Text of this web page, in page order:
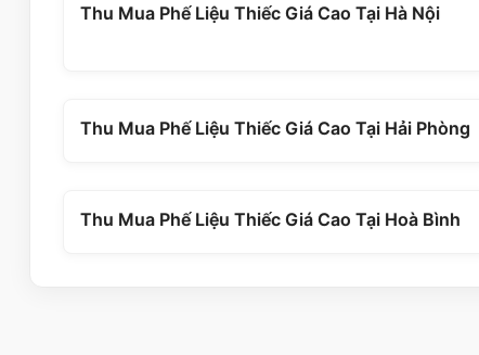
Thu Mua Phế Liệu Thiếc Giá Cao Tại Hà Nội
Thu Mua Phế Liệu Thiếc Giá Cao Tại Hải Phòng
Thu Mua Phế Liệu Thiếc Giá Cao Tại Hoà Bình